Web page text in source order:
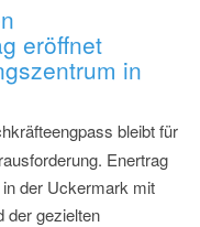
eröffnet
in
bleibt für
Enertrag
der Uckermark mit
der gezielten